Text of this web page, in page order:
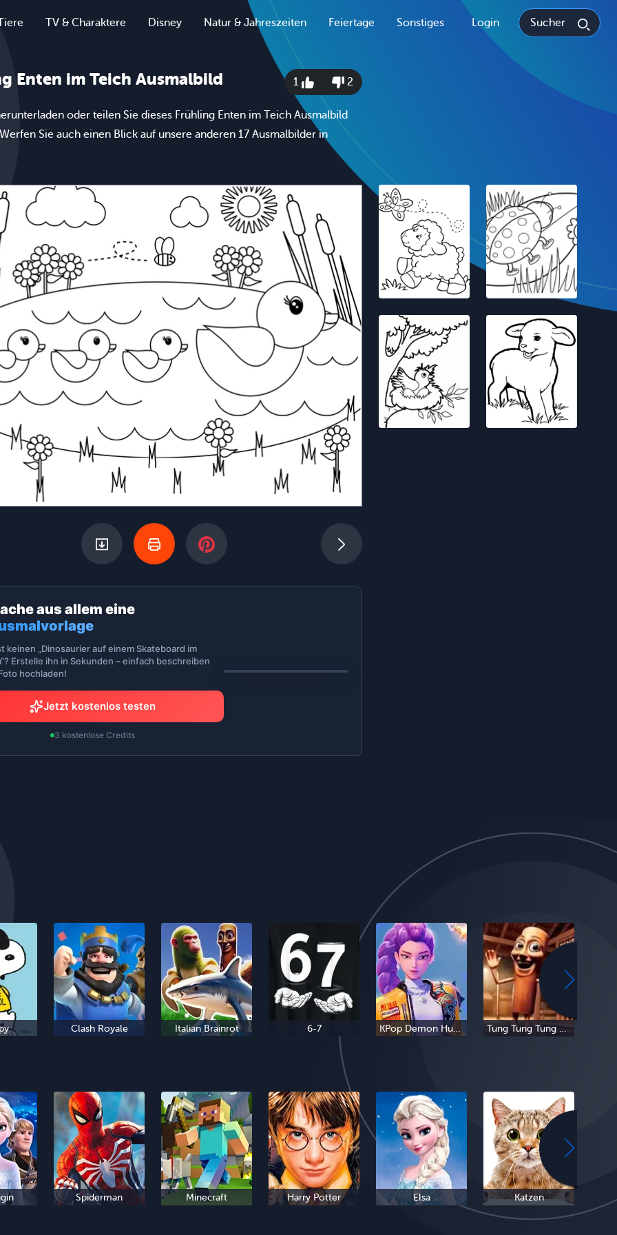
TV & Charaktere Disney Natur & Jahreszeiten Feiertage Sonstiges Login
Enten im Teich Ausmalbild 1 2
oder teilen Sie dieses Frühling Enten im Teich Ausmalbild
Sie auch einen Blick auf unsere anderen 17 Ausmalbilder in
aus allem eine
keinen „Dinosaurier auf einem Skateboard im
Erstelle ihn in Sekunden – einfach beschreiben
hochladen!
Jetzt kostenlos testen
3 kostenlose Credits
Clash Royale Italian Brainrot 6-7 KPop Demon Hunters Tung Tung Tung Sahur
Spiderman Minecraft Harry Potter Elsa Katzen